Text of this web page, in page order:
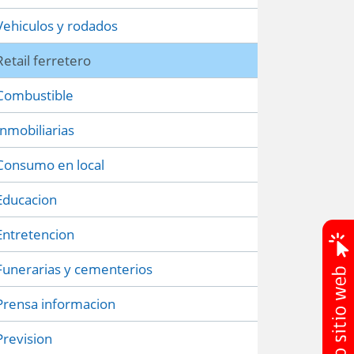
y rodados
ferretero
en local
y cementerios
informacion